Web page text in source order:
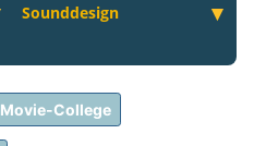
Sounddesign
Movie-College